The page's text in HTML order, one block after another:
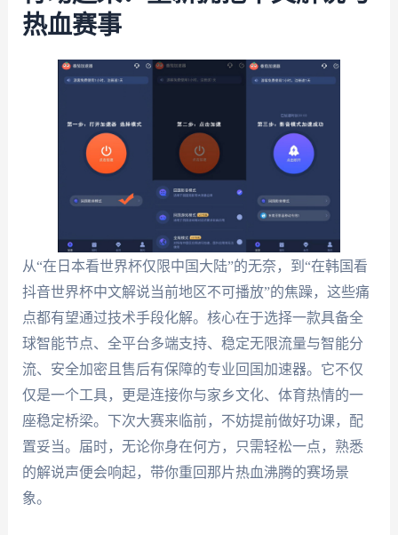
热血赛事
从“在日本看世界杯仅限中国大陆”的无奈，到“在韩国看
抖音世界杯中文解说当前地区不可播放”的焦躁，这些痛
点都有望通过技术手段化解。核心在于选择一款具备全
球智能节点、全平台多端支持、稳定无限流量与智能分
流、安全加密且售后有保障的专业回国加速器。它不仅
仅是一个工具，更是连接你与家乡文化、体育热情的一
座稳定桥梁。下次大赛来临前，不妨提前做好功课，配
置妥当。届时，无论你身在何方，只需轻松一点，熟悉
的解说声便会响起，带你重回那片热血沸腾的赛场景
象。